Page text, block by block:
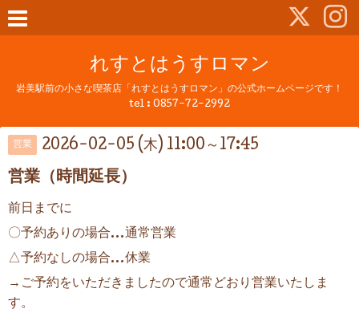
れすとはうすロマン
岩美駅前の小さな喫茶店「れすとはうすロマン」の公式ホームページです！
tel : 0857-72-2992
営業 2026-02-05 (木) 11:00～17:45
営業（時間延長）
前日までに
〇予約ありの場合…通常営業
△予約なしの場合…休業
→ご予約をいただきましたので通常どおり営業いたしま
す。